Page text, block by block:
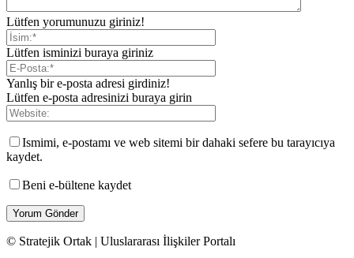
Lütfen yorumunuzu giriniz!
Lütfen isminizi buraya giriniz
Yanlış bir e-posta adresi girdiniz!
Lütfen e-posta adresinizi buraya girin
Ismimi, e-postamı ve web sitemi bir dahaki sefere bu tarayıcıya
kaydet.
Beni e-bültene kaydet
© Stratejik Ortak | Uluslararası İlişkiler Portalı